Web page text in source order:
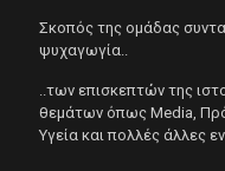
Σκοπός της ομάδας
ψυχαγωγία..
..των επισκεπτών της
θεμάτων όπως Μedia,
Υγεία και πολλές άλλες